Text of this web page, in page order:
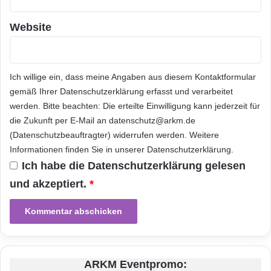
Sicherheitskameras gehören zu den
beliebtesten Smart-Home-Geräten. Sie bieten
auch praktische Funktionen wie die
Überwachung von Haustieren oder Kindern.
Sie profitieren dabei unter anderem von einer
Bewegungserkennung, die Ihnen eine
Benachrichtigung sendet, wenn ungewöhnliche
Aktivitäten auftreten. Per Live-Stream sind Sie
in der Lage, jederzeit auf die Kamerabilder
zuzugreifen – selbst im Dunklen.
Einige Modelle sind sogar mit Lautsprechern
i
c
h
i
g
e
f
ü
S
i
e
?
Website
Ich willige ein, dass meine Angaben aus diesem Kontaktformular
gemäß Ihrer Datenschutzerklärung erfasst und verarbeitet
werden. Bitte beachten: Die erteilte Einwilligung kann jederzeit für
die Zukunft per E-Mail an datenschutz@arkm.de
(Datenschutzbeauftragter) widerrufen werden. Weitere
Informationen finden Sie in unserer Datenschutzerklärung
Ich habe die Datenschutzerklärung gelesen
und akzeptiert. *
ARKM Eventpromo: